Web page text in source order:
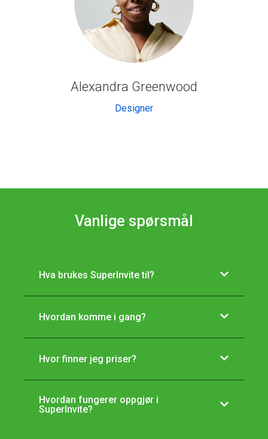
Alexandra Greenwood
Designer
Vanlige spørsmål
Hva brukes SuperInvite til?
Hvordan komme i gang?
Hvor finner jeg priser?
Hvordan fungerer oppgjør i
SuperInvite?